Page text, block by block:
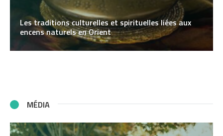
Les traditions culturelles et spirituelles liées aux
encens naturels en Orient
MÉDIA